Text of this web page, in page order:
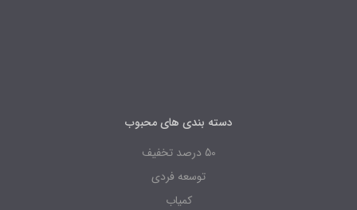
دسته بندی های محبوب
50 درصد تخفیف
توسعه فردی
کمیاب